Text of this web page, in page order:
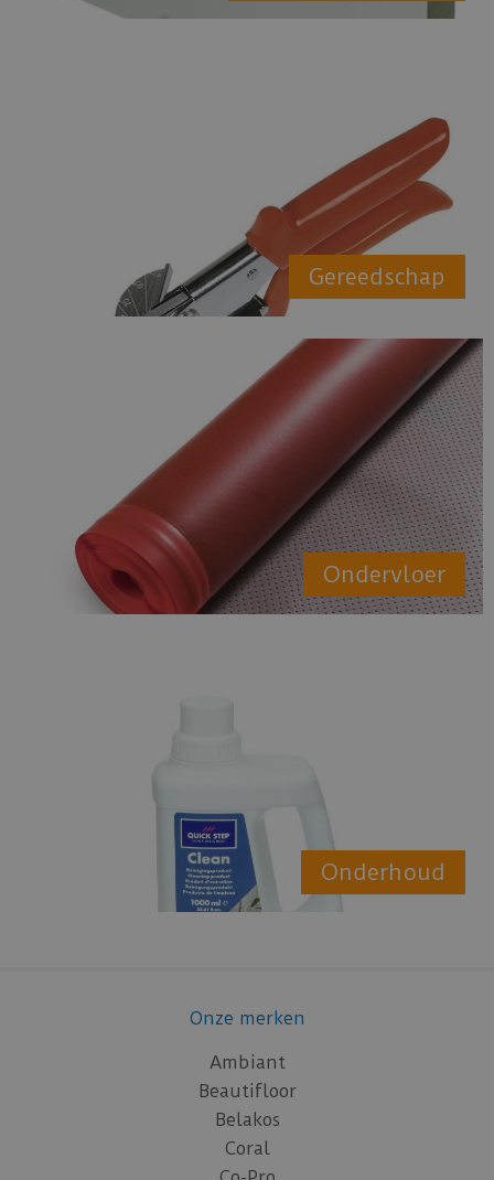
Gereedschap
Ondervloer
Onderhoud
Onze merken
Ambiant
Beautifloor
Belakos
Coral